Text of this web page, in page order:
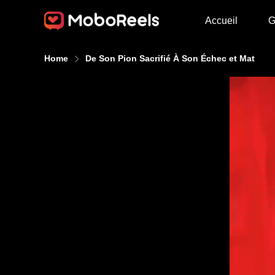
Accueil
Home De Son Pion Sacrifié À Son Échec et Mat